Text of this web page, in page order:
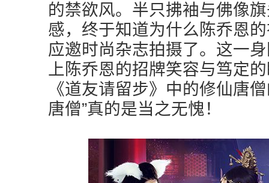
的禁欲风。半只拂袖与佛像
感，终于知道为什么陈乔恩
应邀时尚杂志拍摄了。这一
上陈乔恩的招牌笑容与笃定
《道友请留步》中的修仙唐
唐僧”真的是当之无愧！